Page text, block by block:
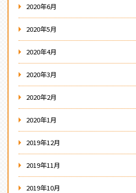
2020年6月
2020年5月
2020年4月
2020年3月
2020年2月
2020年1月
2019年12月
2019年11月
2019年10月